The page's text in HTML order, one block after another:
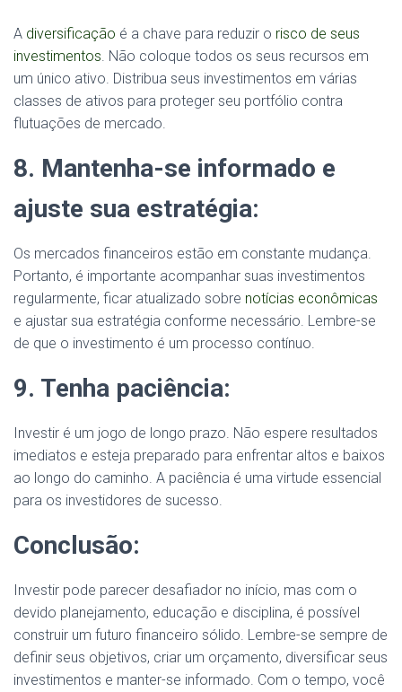
A diversificação é a chave para reduzir o risco de seus
investimentos . Não coloque todos os seus recursos em
um único ativo. Distribua seus investimentos em várias
classes de ativos para proteger seu portfólio contra
flutuações de mercado.
8. Mantenha-se informado e
ajuste sua estratégia:
Os mercados financeiros estão em constante mudança.
Portanto, é importante acompanhar suas investimentos
regularmente, ficar atualizado sobre notícias econômicas
e ajustar sua estratégia conforme necessário. Lembre-se
de que o investimento é um processo contínuo.
9. Tenha paciência:
Investir é um jogo de longo prazo. Não espere resultados
imediatos e esteja preparado para enfrentar altos e baixos
ao longo do caminho. A paciência é uma virtude essencial
para os investidores de sucesso.
Conclusão:
Investir pode parecer desafiador no início, mas com o
devido planejamento, educação e disciplina, é possível
construir um futuro financeiro sólido. Lembre-se sempre de
definir seus objetivos, criar um orçamento, diversificar seus
investimentos e manter-se informado. Com o tempo, você